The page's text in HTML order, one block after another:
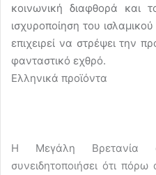
κοινωνική διαφθορά και
ισχυροποίηση του
επιχειρεί να στρέψει την
φανταστικό εχθρό.
Ελληνικά προϊόντα
Η Μεγάλη Βρετανία
συνειδητοποιήσει ότι